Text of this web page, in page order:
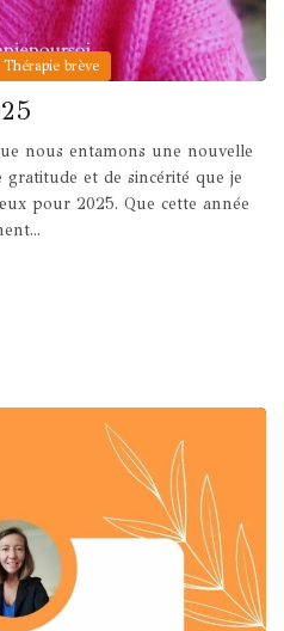
Thérapie brève
nous entamons une nouvelle
gratitude et de sincérité que je
pour 2025. Que cette année